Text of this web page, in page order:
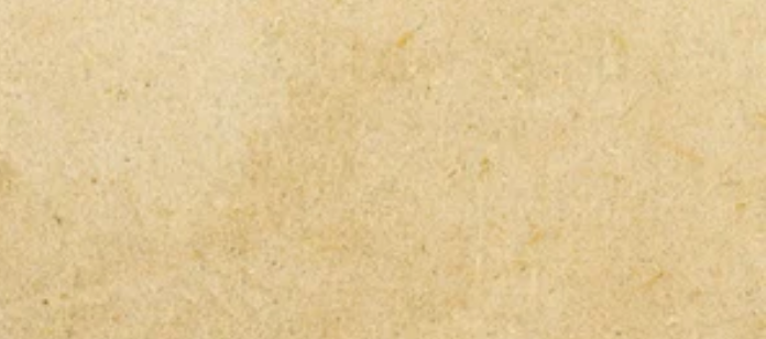
発送途中での破損紛失につきましては一切保証致しま
せん。予めご了承下さい。
沖縄・北海道など航空機で運送する場所ではガスタン
ク・その他オイル使用部品は、発送できませんのでご了